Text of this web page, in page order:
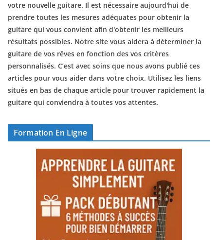
votre nouvelle guitare. Il est nécessaire aujourd'hui de
prendre toutes les mesures adéquates pour obtenir la
guitare qui vous convient afin d'obtenir les meilleurs
résultats possibles. Notre site vous aidera à déterminer la
guitare de vos rêves en fonction des vos critères
personnalisés. C’est avec soins que nous avons publié ces
articles pour vous aider dans votre choix. Utilisez les liens
situés en bas de chaque article pour trouver rapidement la
guitare qui conviendra à toutes vos attentes.
Formation En Ligne